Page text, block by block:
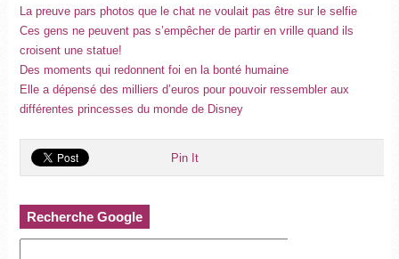
La preuve pars photos que le chat ne voulait pas être sur le selfie
Ces gens ne peuvent pas s’empêcher de partir en vrille quand ils
croisent une statue!
Des moments qui redonnent foi en la bonté humaine
Elle a dépensé des milliers d’euros pour pouvoir ressembler aux
différentes princesses du monde de Disney
Pin It
Recherche Google